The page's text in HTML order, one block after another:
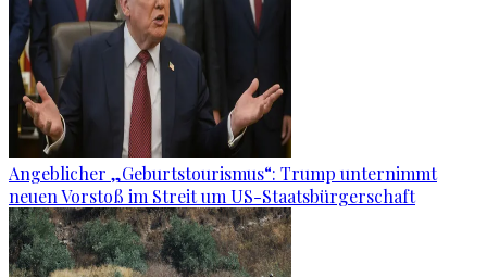
Angeblicher „Geburtstourismus“: Trump unternimmt
neuen Vorstoß im Streit um US-Staatsbürgerschaft